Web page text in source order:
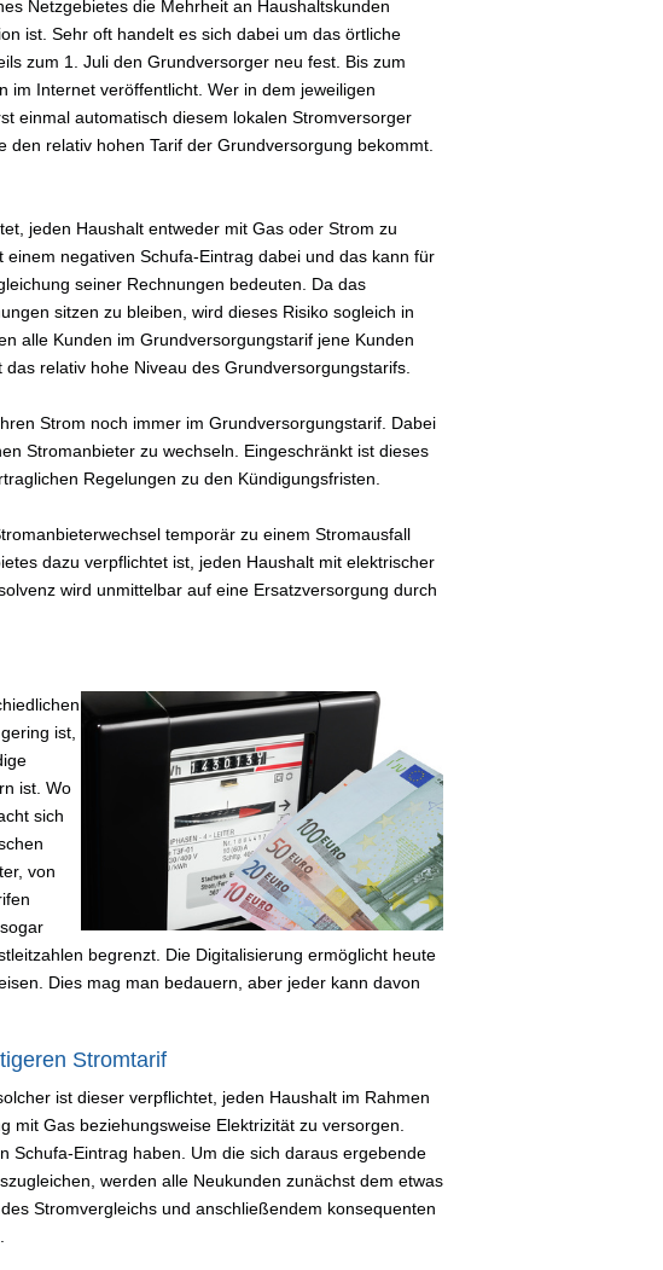
Netzgebietes die Mehrheit an Haushaltskunden
ist. Sehr oft handelt es sich dabei um das örtliche
zum 1. Juli den Grundversorger neu fest. Bis zum
im Internet veröffentlicht. Wer in dem jeweiligen
einmal automatisch diesem lokalen Stromversorger
relativ hohen Tarif der Grundversorgung bekommt.
jeden Haushalt entweder mit Gas oder Strom zu
negativen Schufa-Eintrag dabei und das kann für
seiner Rechnungen bedeuten. Da das
sitzen zu bleiben, wird dieses Risiko sogleich in
alle Kunden im Grundversorgungstarif jene Kunden
relativ hohe Niveau des Grundversorgungstarifs.
Strom noch immer im Grundversorgungstarif. Dabei
Stromanbieter zu wechseln. Eingeschränkt ist dieses
Regelungen zu den Kündigungsfristen.
temporär zu einem Stromausfall
dazu verpflichtet ist, jeden Haushalt mit elektrischer
wird unmittelbar auf eine Ersatzversorgung durch
ist,
ist. Wo
sich
von
begrenzt. Die Digitalisierung ermöglicht heute
Dies mag man bedauern, aber jeder kann davon
Stromtarif
ist dieser verpflichtet, jeden Haushalt im Rahmen
Gas beziehungsweise Elektrizität zu versorgen.
Schufa-Eintrag haben. Um die sich daraus ergebende
werden alle Neukunden zunächst dem etwas
Stromvergleichs und anschließendem konsequenten